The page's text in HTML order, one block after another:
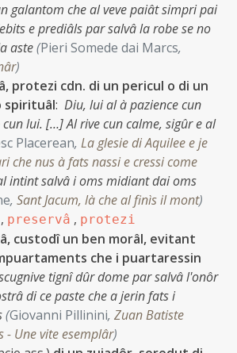
galantom che al veve paiât simpri pai
e prediâls par salvâ la robe se no
aste(Pieri Somede dai Marcs,
)
protezi cdn. di un pericul o di un
spirituâl: Diu, lui al à pazience cun
lui. […] Al rive cun calme, sigûr e al
Placerean, La glesie di Aquilee e je
che nus à fats nassi e cressi come
intint salvâ i oms midiant dai oms
, Sant Jacum, là che al finìs il mont)
, preservâ , protezi
custodî un ben morâl, evitant
che i puartaressin
tignî dûr dome par salvâ l'onôr
di ce paste che a jerin fats i
(Giovanni Pillinini, Zuan Batiste
- Une vite esemplâr)